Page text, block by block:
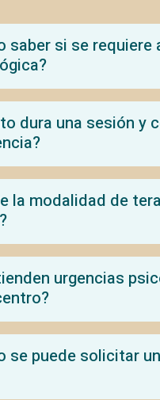
saber si se requiere
dura una sesión y
la modalidad de
urgencias
se puede solicitar